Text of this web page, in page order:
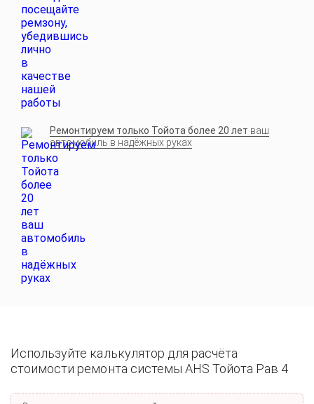
Ремонтируем только Тойота более 20 лет ваш
автомобиль в надёжных руках
Используйте калькулятор для расчёта
стоимости ремонта системы AHS Тойота Рав 4